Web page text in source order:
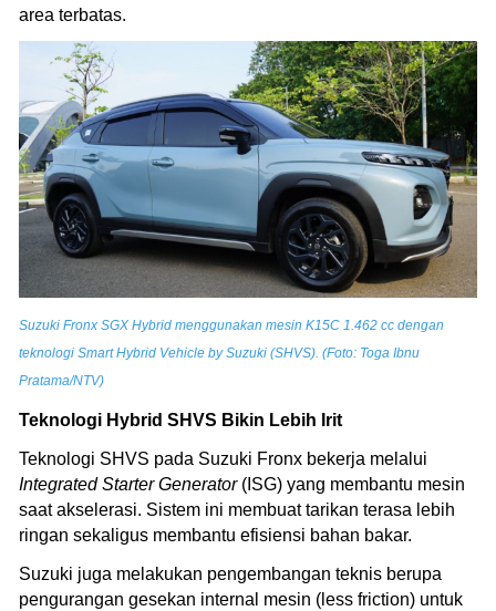
area terbatas.
Suzuki Fronx SGX Hybrid menggunakan mesin K15C 1.462 cc dengan
teknologi Smart Hybrid Vehicle by Suzuki (SHVS). (Foto: Toga Ibnu
Pratama/NTV)
Teknologi Hybrid SHVS Bikin Lebih Irit
Teknologi SHVS pada Suzuki Fronx bekerja melalui
Integrated Starter Generator(ISG) yang membantu mesin
saat akselerasi. Sistem ini membuat tarikan terasa lebih
ringan sekaligus membantu efisiensi bahan bakar.
Suzuki juga melakukan pengembangan teknis berupa
pengurangan gesekan internal mesin (less friction) untuk